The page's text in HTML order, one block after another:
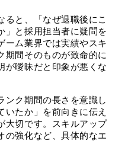
ると、「なぜ退職後にこ
」と採用担当者に疑問を
ーム業界では実績やスキ
期間そのものが致命的に
が曖昧だと印象が悪くな
ンク期間の長さを意識し
いたか」を前向きに伝え
大切です。スキルアップ
の強化など、具体的なエ